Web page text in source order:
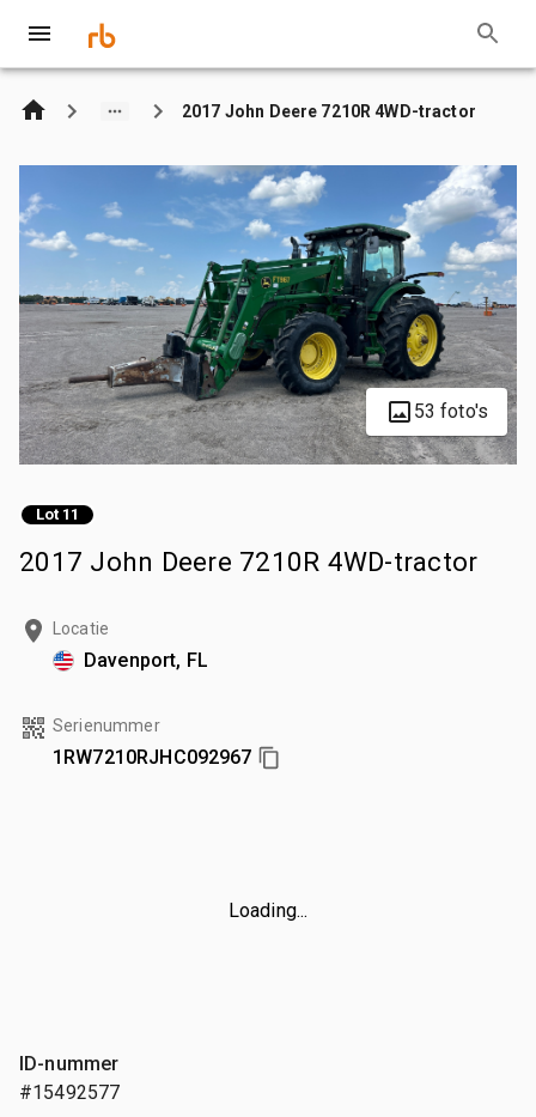
2017 John Deere 7210R 4WD-tractor
53 foto's
Lot 11
2017 John Deere 7210R 4WD-tractor
Locatie
Davenport, FL
Serienummer
1RW7210RJHC092967
Loading...
ID-nummer
#15492577